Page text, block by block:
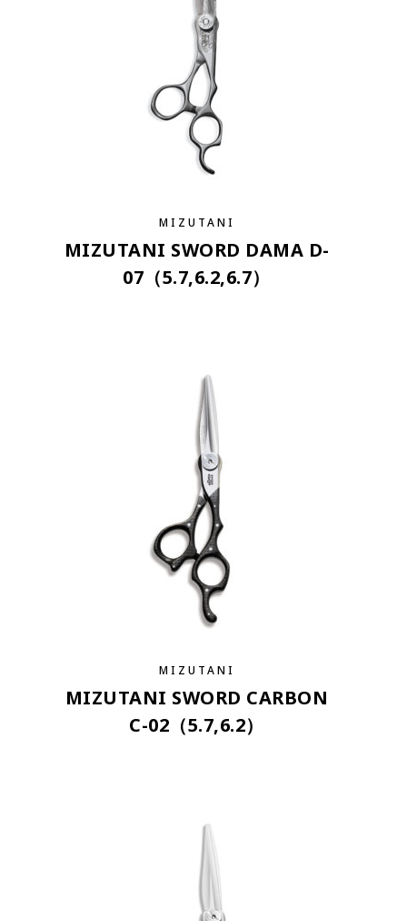
MIZUTANI
MIZUTANI SWORD DAMA D-
07（5.7,6.2,6.7）
MIZUTANI
MIZUTANI SWORD CARBON
C-02（5.7,6.2）